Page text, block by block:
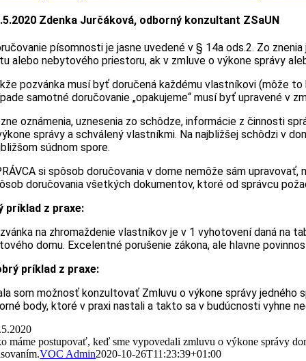
Zdenka Jurčáková, odborný konzultant ZSaUN
písomnosti je jasne uvedené v § 14a ods.2. Zo
alebo nebytového priestoru, ak v zmluve o výkone správy
pozvánka musí byť doručená každému vlastníkovi (môže
samotné doručovanie „opakujeme“ musí byť upravené v
oznámenia, uznesenia zo schôdze, informácie z činnosti
správy a schválený vlastníkmi. Na najbližšej schôdzi v
súdnom spore.
si spôsob doručovania v dome nemôže sám
doručovania všetkých dokumentov, ktoré od správcu
príklad z praxe:
na zhromaždenie vlastníkov je v 1 vyhotovení daná na
domu. Excelentné porušenie zákona, ale hlavne
príklad z praxe:
som možnosť konzultovať Zmluvu o výkone správy jedného
body, ktoré v praxi nastali a takto sa v budúcnosti vyhne
máme postupovať, keď sme vypovedali zmluvu o výkone správy
VOC Admin2020-10-26T11:23:39+01:00